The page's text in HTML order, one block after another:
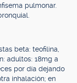
pulmonar.
beta: teofilina,
adultos: 18mg a
por día dejando
inhalación; en